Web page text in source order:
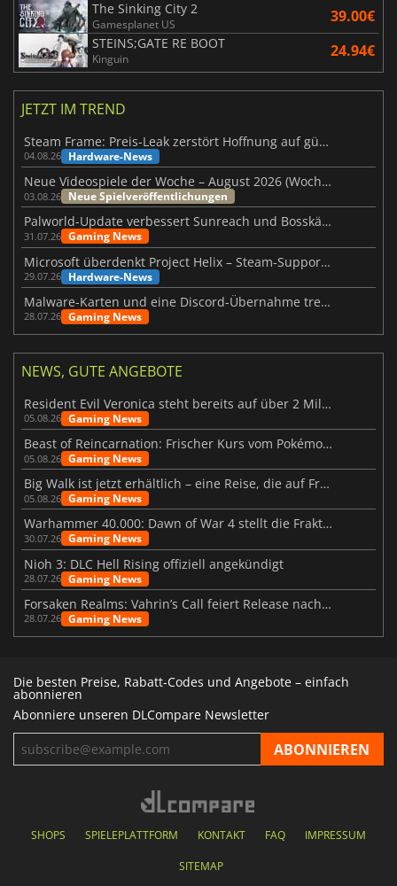
The Sinking City 2
Gamesplanet US 39.00€
STEINS;GATE RE BOOT
Kinguin 24.94€
JETZT IM TREND
Steam Frame: Preis-Leak zerstört Hoffnung auf günstiges VR-Headset
04.08.26 Hardware-News
Neue Videospiele der Woche – August 2026 (Woche 32)
03.08.26 Neue Spielveröffentlichungen
Palworld-Update verbessert Sunreach und Bosskämpfe deutlich
31.07.26 Gaming News
Microsoft überdenkt Project Helix – Steam-Support gefährdet
29.07.26 Hardware-News
Malware-Karten und eine Discord-Übernahme treffen Meccha Chameleon
28.07.26 Gaming News
NEWS, GUTE ANGEBOTE
Resident Evil Veronica steht bereits auf über 2 Millionen Wunschlisten
05.08.26 Gaming News
Beast of Reincarnation: Frischer Kurs vom Pokémon-Studio
05.08.26 Gaming News
Big Walk ist jetzt erhältlich – eine Reise, die auf Freundschaft basiert
05.08.26 Gaming News
Warhammer 40.000: Dawn of War 4 stellt die Fraktion der Necrons vor
30.07.26 Gaming News
Nioh 3: DLC Hell Rising offiziell angekündigt
28.07.26 Gaming News
Forsaken Realms: Vahrin’s Call feiert Release nach 10 Jahren
28.07.26 Gaming News
Die besten Preise, Rabatt-Codes und Angebote – einfach
abonnieren
Abonniere unseren DLCompare Newsletter
SHOPS SPIELEPLATTFORM KONTAKT FAQ IMPRESSUM
SITEMAP